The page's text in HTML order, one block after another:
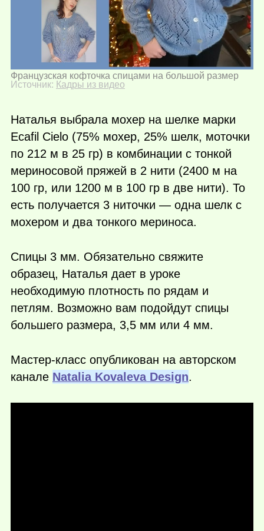
Французская кофточка спицами на большой размер
Источник: Кадры из видео
Наталья выбрала мохер на шелке марки
Ecafil Cielo (75% мохер, 25% шелк, моточки
по 212 м в 25 гр) в комбинации с тонкой
мериносовой пряжей в 2 нити (2400 м на
100 гр, или 1200 м в 100 гр в две нити). То
есть получается 3 ниточки — одна шелк с
мохером и два тонкого мериноса.
Спицы 3 мм. Обязательно свяжите
образец, Наталья дает в уроке
необходимую плотность по рядам и
петлям. Возможно вам подойдут спицы
большего размера, 3,5 мм или 4 мм.
Мастер-класс опубликован на авторском
канале Natalia Kovaleva Design.